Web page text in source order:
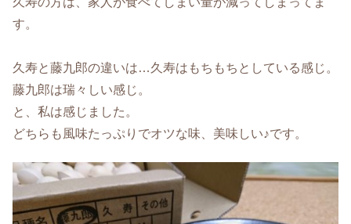
す。
久寿と藤九郎の違いは…久寿はもちもちとしている感じ。
藤九郎は瑞々しい感じ。
と、私は感じました。
どちらも風味たっぷりでオツな味、美味しい♪です。